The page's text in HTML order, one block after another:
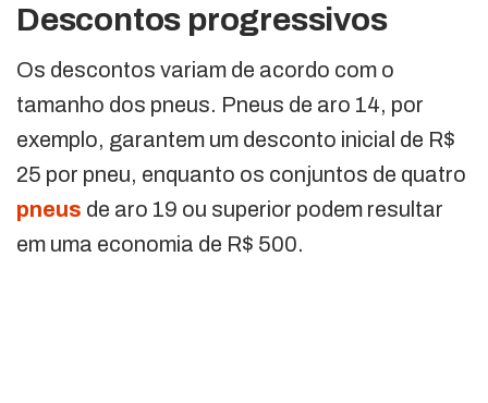
Descontos progressivos
Os descontos variam de acordo com o
tamanho dos pneus. Pneus de aro 14, por
exemplo, garantem um desconto inicial de R$
25 por pneu, enquanto os conjuntos de quatro
pneus de aro 19 ou superior podem resultar
em uma economia de R$ 500.